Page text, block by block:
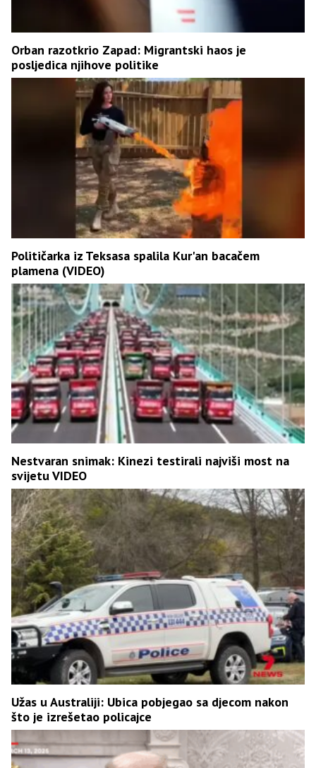
Orban razotkrio Zapad: Migrantski haos je
posljedica njihove politike
Političarka iz Teksasa spalila Kur'an bacačem
plamena (VIDEO)
Nestvaran snimak: Kinezi testirali najviši most na
svijetu VIDEO
Užas u Australiji: Ubica pobjegao sa djecom nakon
što je izrešetao policajce